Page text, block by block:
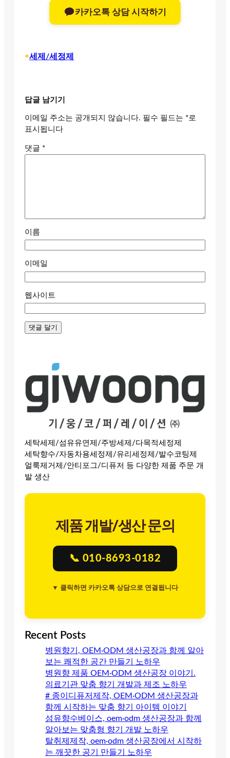
카카오톡 상담 시작하기
•세제/세정제
답글 남기기
이메일 주소는 공개되지 않습니다. 필수 필드는 *로
표시됩니다
댓글 *
이름
이메일
웹사이트
세탁세제/섬유유연제/주방세제/다목적세정제
세탁향수/자동차용세정제/유리세정제/발수코팅제
얼룩제거제/안티포그/디퓨저 등 다양한 제품 주문 개
발 생산
제품 개발/생산 문의
📞 010-8693-0182
▼ 클릭하면 카카오톡 상담으로 연결됩니다
Recent Posts
병원향기, OEM·ODM 생산공장과 함께 알아
보는 쾌적한 공간 만들기 노하우
병원향 제품 OEM·ODM 생산공장 이야기.
의료기관 맞춤 향기 개발과 제조 노하우
# 종이디퓨저제작, OEM·ODM 생산공장과
함께 시작하는 맞춤 향기 아이템 이야기
섬유향수베이스, oem·odm 생산공장과 함께
알아보는 맞춤형 향기 개발 노하우
탈취제제작, oem·odm 생산공장에서 시작하
는 깨끗한 공기 만들기 노하우